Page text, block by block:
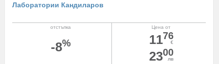
Лаборатории Кандиларов
Цена от
1176
€
2300
лв
отстъпка
-8%